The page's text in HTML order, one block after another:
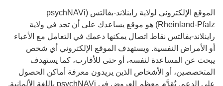
الموقع الإلكتروني لولاية راينلاند-بفالتس (psychNAVi
Rheinland-Pfalz) هو موقع يساعدك على أن تجد في ولاية
راينلاند-بفالتس نقاط اتصال يمكنها دعمك في التعامل مع الأعباء
أو الأمراض النفسية. ويستهدف الموقع الإلكتروني أي شخص
يبحث عن المساعدة لنفسه، أو حتى للأقارب، كما يستهدف
المتخصصين، أو الأشخاص الذين يريدون معرفة أماكن الحصول
على الدعم. تُقدَّم معظم العروض في psychNAVi باللغة الألمانية.